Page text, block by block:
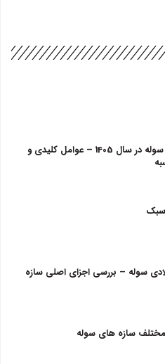
هزینه ساخت سوله در سال 1405 – عوامل کلیدی و
سوله – بررسی اجزای اصلی سازه
مختلف سازه های سوله